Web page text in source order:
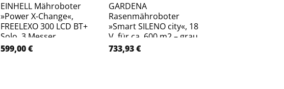
EINHELL Mähroboter
»Power X-Change«,
FREELEXO 300 LCD BT+
Solo, 3 Messer,
Schnittbreite: 18 cm – rot
599,00€
GARDENA
Rasenmähroboter
»Smart SILENO city«, 18
V, für ca. 600 m2 – grau
733,93€